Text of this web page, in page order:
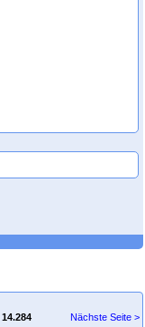
14.284
Nächste Seite >